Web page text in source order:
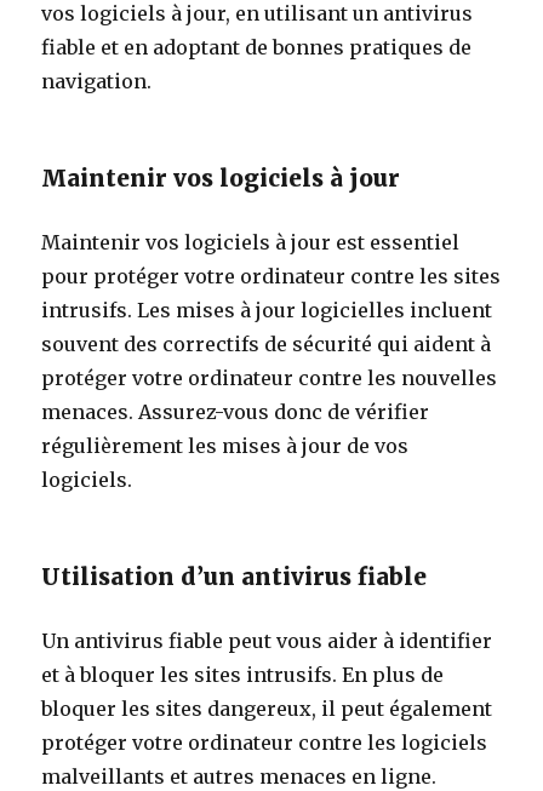
vos logiciels à jour, en utilisant un antivirus
fiable et en adoptant de bonnes pratiques de
navigation.
Maintenir vos logiciels à jour
Maintenir vos logiciels à jour est essentiel
pour protéger votre ordinateur contre les sites
intrusifs. Les mises à jour logicielles incluent
souvent des correctifs de sécurité qui aident à
protéger votre ordinateur contre les nouvelles
menaces. Assurez-vous donc de vérifier
régulièrement les mises à jour de vos
logiciels.
Utilisation d’un antivirus fiable
Un antivirus fiable peut vous aider à identifier
et à bloquer les sites intrusifs. En plus de
bloquer les sites dangereux, il peut également
protéger votre ordinateur contre les logiciels
malveillants et autres menaces en ligne.